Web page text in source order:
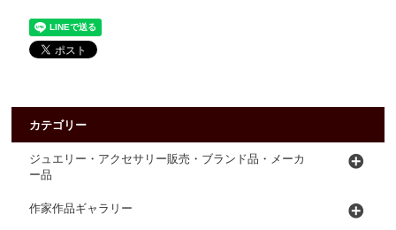
カテゴリー
ジュエリー・アクセサリー販売・ブランド品・メーカ
ー品
作家作品ギャラリー